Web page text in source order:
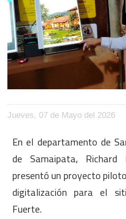
Jueves, 07 de Mayo del 2026
En el departamento de
de Samaipata, Richard
presentó un proyecto
digitalización para el
Fuerte.